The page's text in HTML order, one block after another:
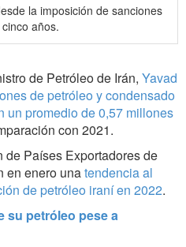
la imposición de sanciones
años.
de Petróleo de Irán, Yavad
de petróleo y condensado
un promedio de 0,57 millones
con 2021.
de Países Exportadores de
en enero unatendencia al
de petróleo iraní en 2022.
su petróleo pese a